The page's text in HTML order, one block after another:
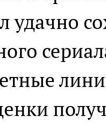
удачно